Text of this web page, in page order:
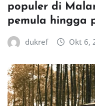
populer di
pemula hingga
dukref Okt 6,